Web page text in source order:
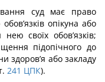
суд має право
опікуна або
своїх обов’язків;
підопічного до
здоров’я або закладу
241 ЦПК).